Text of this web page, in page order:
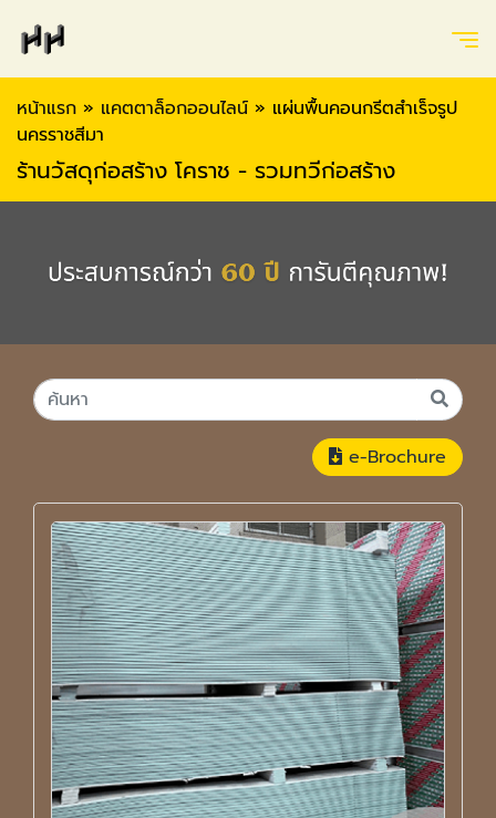
หน้าแรก » แคตตาล็อกออนไลน์ » แผ่นพื้นคอนกรีตสำเร็จรูป
นครราชสีมา
ร้านวัสดุก่อสร้าง โคราช - รวมทวีก่อสร้าง
e-Brochure